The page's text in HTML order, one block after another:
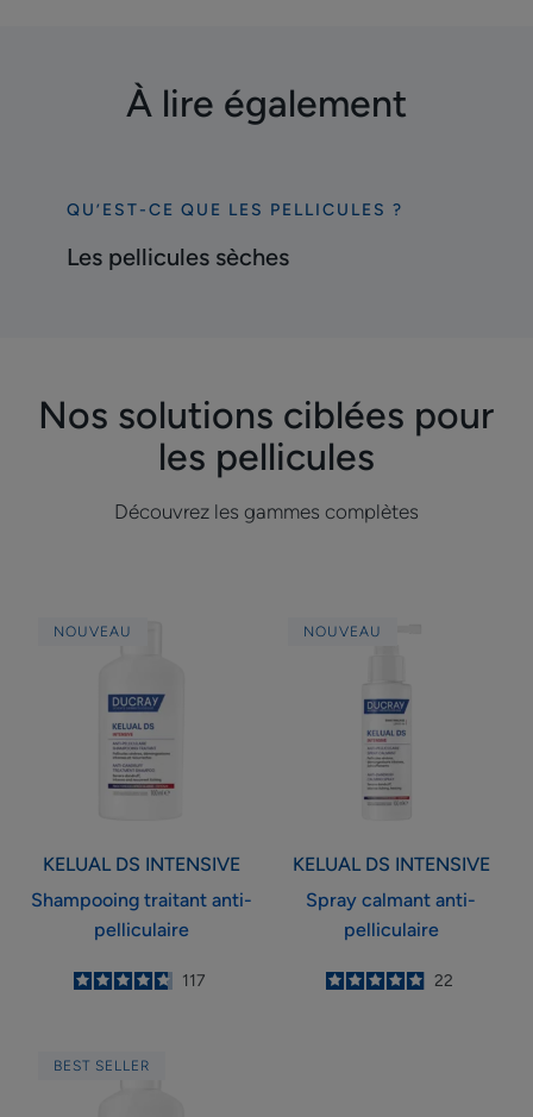
À lire également
Découvrir
Les
pellicules
QU’EST-CE QUE LES PELLICULES ?
Les pellicules sèches
Nos solutions ciblées pour
les pellicules
Découvrez les gammes complètes
pelliculaire
NOUVEAU
KELUAL DS INTENSIVE
Shampooing traitant anti-
pelliculaire
4.8
/5
117
pelliculaire
NOUVEAU
KELUAL DS INTENSIVE
Spray calmant anti-
pelliculaire
5
/
5
22
BEST SELLER